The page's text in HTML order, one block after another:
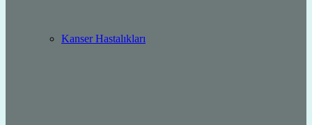
Kanser Hastalıkları